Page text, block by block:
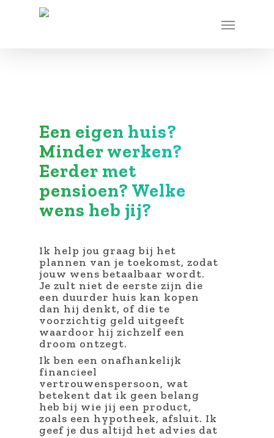
Een eigen huis?
Minder werken?
Eerder met
pensioen? Welke
wens heb jij?
Ik help jou graag bij het
plannen van je toekomst, zodat
jouw wens betaalbaar wordt.
Je zult niet de eerste zijn die
een duurder huis kan kopen
dan hij denkt, of die te
voorzichtig geld uitgeeft
waardoor hij zichzelf een
droom ontzegt.
Ik ben een onafhankelijk
financieel
vertrouwenspersoon, wat
betekent dat ik geen belang
heb bij wie jij een product,
zoals een hypotheek, afsluit. Ik
geef je dus altijd het advies dat